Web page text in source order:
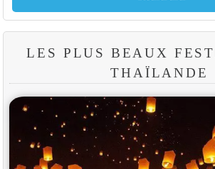
LES PLUS BEAUX
THAÏLANDE